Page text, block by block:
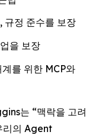
규정 준수를 보장
을 보장
를 위한 MCP와
는 “맥락을 고려
리의 Agent